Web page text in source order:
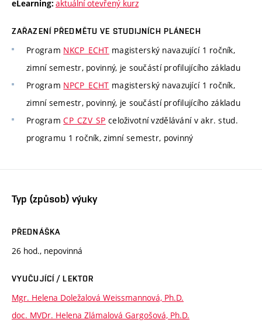
eLearning: aktuální otevřený kurz
ZAŘAZENÍ PŘEDMĚTU VE STUDIJNÍCH PLÁNECH
Program NKCP_ECHT magisterský navazující 1 ročník,
zimní semestr, povinný, je součástí profilujícího základu
Program NPCP_ECHT magisterský navazující 1 ročník,
zimní semestr, povinný, je součástí profilujícího základu
ProgramCP_CZV_SP celoživotní vzdělávání v akr. stud.
programu 1 ročník, zimní semestr, povinný
Typ (způsob) výuky
PŘEDNÁŠKA
26 hod., nepovinná
VYUČUJÍCÍ / LEKTOR
Mgr. Helena Doležalová Weissmannová, Ph.D.
doc. MVDr. Helena Zlámalová Gargošová, Ph.D.